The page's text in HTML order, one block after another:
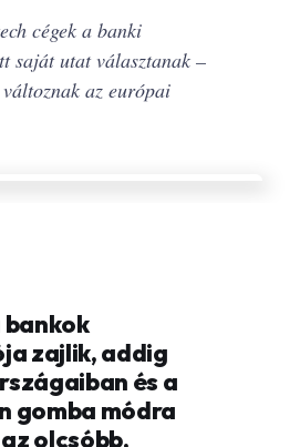
cégek a banki
saját utat választanak –
az európai
zajlik, addig
és a
gomba módra
olcsóbb,